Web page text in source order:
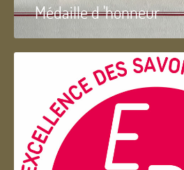
Médaille d 'honneur